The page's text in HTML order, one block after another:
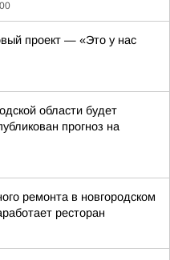
проект — «Это у нас
области будет
прогноз на
ремонта в новгородском
ресторан